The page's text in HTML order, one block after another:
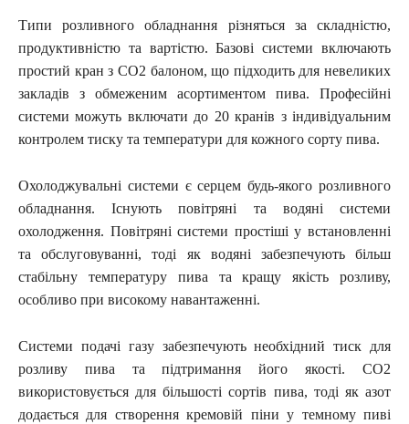
Типи розливного обладнання різняться за складністю,
продуктивністю та вартістю. Базові системи включають
простий кран з CO2 балоном, що підходить для невеликих
закладів з обмеженим асортиментом пива. Професійні
системи можуть включати до 20 кранів з індивідуальним
контролем тиску та температури для кожного сорту пива.
Охолоджувальні системи є серцем будь-якого розливного
обладнання. Існують повітряні та водяні системи
охолодження. Повітряні системи простіші у встановленні
та обслуговуванні, тоді як водяні забезпечують більш
стабільну температуру пива та кращу якість розливу,
особливо при високому навантаженні.
Системи подачі газу забезпечують необхідний тиск для
розливу пива та підтримання його якості. CO2
використовується для більшості сортів пива, тоді як азот
додається для створення кремовій піни у темному пиві